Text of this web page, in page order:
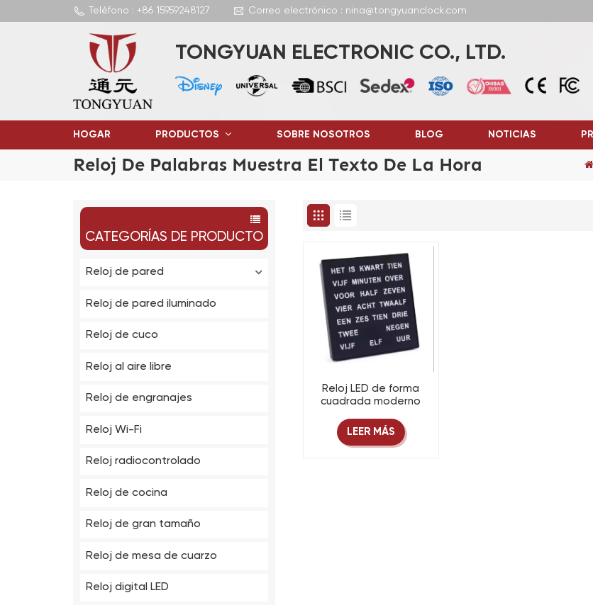
Teléfono : +86 15959248127 Correo electrónico : nina@tongyuanclock.com
TONGYUAN ELECTRONIC CO., LTD.
HOGAR PRODUCTOS SOBRE NOSOTROS BLOG NOTICIAS
Reloj De Palabras Muestra El Texto De La Hora
CATEGORÍAS DE PRODUCTO
Reloj de pared
Reloj de pared iluminado
Reloj de cuco
Reloj al aire libre
Reloj de engranajes
Reloj Wi-Fi
Reloj radiocontrolado
Reloj de cocina
Reloj de gran tamaño
Reloj de mesa de cuarzo
Reloj digital LED
Reloj LED de forma
cuadrada moderno
cable USB
LEER MÁS